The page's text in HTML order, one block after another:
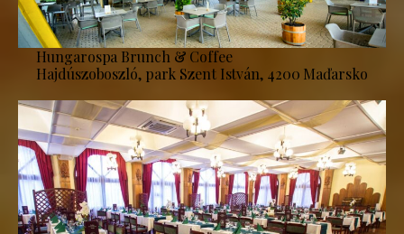
Hungarospa Brunch & Coffee
Hajdúszoboszló, park Szent István, 4200 Maďarsko